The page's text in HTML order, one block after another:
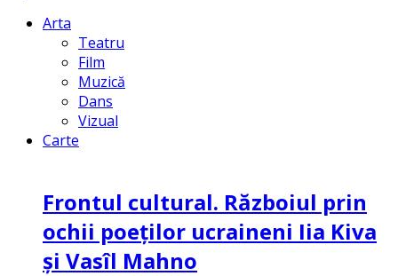
Arta
Teatru
Film
Muzică
Dans
Vizual
Carte
Frontul cultural. Războiul prin
ochii poeților ucraineni Iia Kiva
și Vasîl Mahno